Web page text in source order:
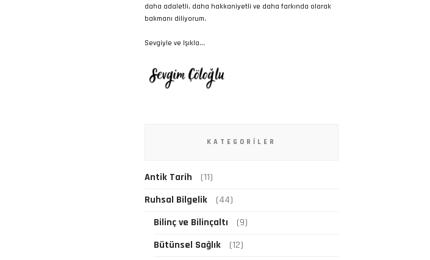
daha adaletli, daha hakkaniyetli ve daha farkında olarak
bakmanı diliyorum.
Sevgiyle ve Işıkla...
KATEGORILER
Antik Tarih
(11)
Ruhsal Bilgelik
(44)
Bilinç ve Bilinçaltı
(9)
Bütünsel Sağlık
(12)